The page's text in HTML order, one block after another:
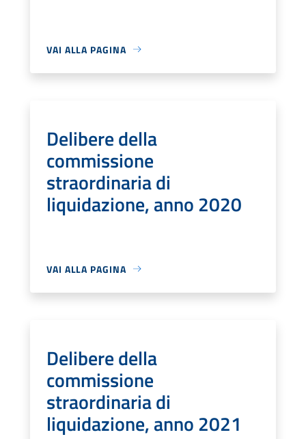
VAI ALLA PAGINA
Delibere della
commissione
straordinaria di
liquidazione, anno 2020
VAI ALLA PAGINA
Delibere della
commissione
straordinaria di
liquidazione, anno 2021